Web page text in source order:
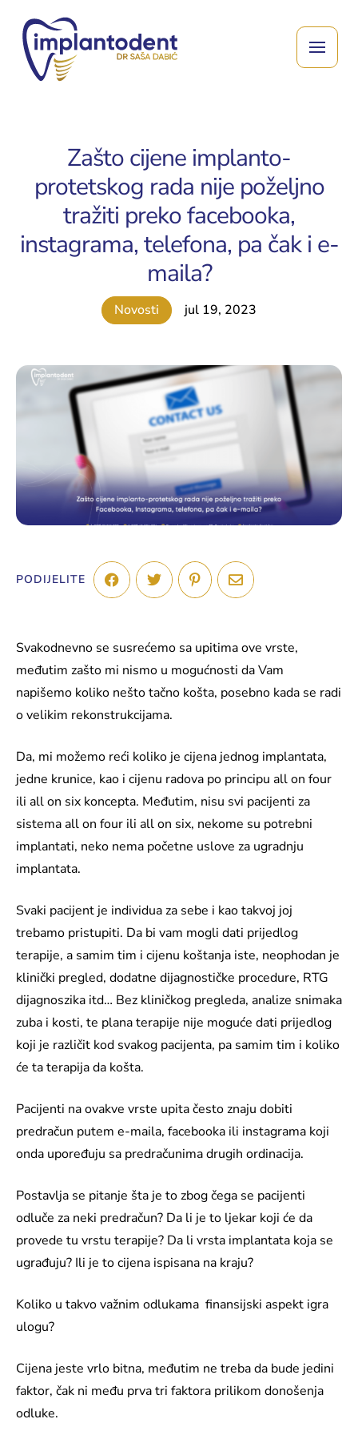
Zašto cijene implanto-
protetskog rada nije poželjno
tražiti preko facebooka,
instagrama, telefona, pa čak i e-
maila?
Novosti jul 19, 2023
PODIJELITE
Svakodnevno se susrećemo sa upitima ove vrste,
međutim zašto mi nismo u mogućnosti da Vam
napišemo koliko nešto tačno košta, posebno kada se radi
o velikim rekonstrukcijama.
Da, mi možemo reći koliko je cijena jednog implantata,
jedne krunice, kao i cijenu radova po principu all on four
ili all on six koncepta. Međutim, nisu svi pacijenti za
sistema all on four ili all on six, nekome su potrebni
implantati, neko nema početne uslove za ugradnju
implantata.
Svaki pacijent je individua za sebe i kao takvoj joj
trebamo pristupiti. Da bi vam mogli dati prijedlog
terapije, a samim tim i cijenu koštanja iste, neophodan je
klinički pregled, dodatne dijagnostičke procedure, RTG
dijagnoszika itd… Bez kliničkog pregleda, analize snimaka
zuba i kosti, te plana terapije nije moguće dati prijedlog
koji je različit kod svakog pacijenta, pa samim tim i koliko
će ta terapija da košta.
Pacijenti na ovakve vrste upita često znaju dobiti
predračun putem e-maila, facebooka ili instagrama koji
onda upoređuju sa predračunima drugih ordinacija.
Postavlja se pitanje šta je to zbog čega se pacijenti
odluče za neki predračun? Da li je to ljekar koji će da
provede tu vrstu terapije? Da li vrsta implantata koja se
ugrađuju? Ili je to cijena ispisana na kraju?
Koliko u takvo važnim odlukama finansijski aspekt igra
ulogu?
Cijena jeste vrlo bitna, međutim ne treba da bude jedini
faktor, čak ni među prva tri faktora prilikom donošenja
odluke.